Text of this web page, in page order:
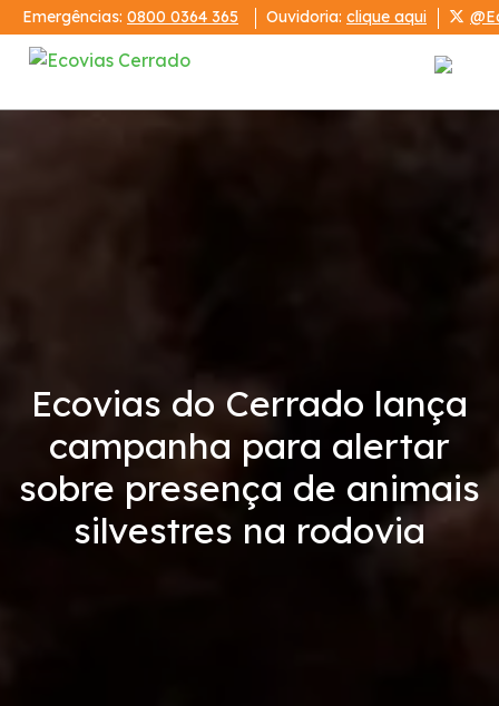
Emergências: 0800 0364 365 Ouvidoria: clique aqui
Código de Conduta
Condições da Via
Revistas
Ecovias do Cerrado lança
campanha para alertar
sobre presença de animais
silvestres na rodovia